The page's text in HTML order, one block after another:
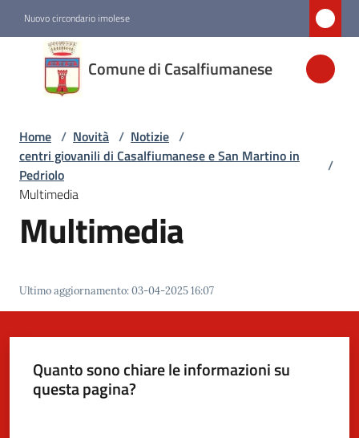
Nuovo circondario imolese
Comune di Casalfiumanese
Comune di
Casalfiumanese
Amministrazione
Novità
Vivere
Casalfiumanese
Home / Novità / Notizie /
centri giovanili di Casalfiumanese e San Martino in
Pedriolo
/
Multimedia
Multimedia
Ultimo aggiornamento:03-04-2025 16:07
Quanto sono chiare le informazioni su
questa pagina?